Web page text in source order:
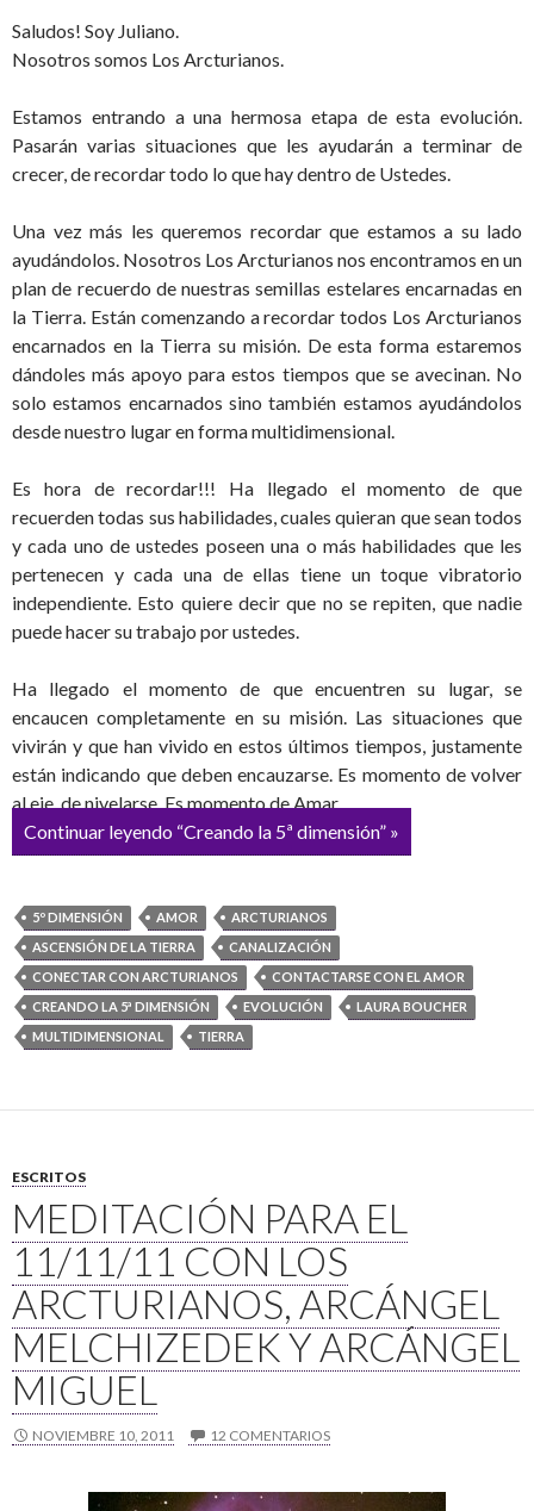
Saludos! Soy Juliano.
Nosotros somos Los Arcturianos.
Estamos entrando a una hermosa etapa de esta evolución.
Pasarán varias situaciones que les ayudarán a terminar de
crecer, de recordar todo lo que hay dentro de Ustedes.
Una vez más les queremos recordar que estamos a su lado
ayudándolos. Nosotros Los Arcturianos nos encontramos en un
plan de recuerdo de nuestras semillas estelares encarnadas en
la Tierra. Están comenzando a recordar todos Los Arcturianos
encarnados en la Tierra su misión. De esta forma estaremos
dándoles más apoyo para estos tiempos que se avecinan. No
solo estamos encarnados sino también estamos ayudándolos
desde nuestro lugar en forma multidimensional.
Es hora de recordar!!! Ha llegado el momento de que
recuerden todas sus habilidades, cuales quieran que sean todos
y cada uno de ustedes poseen una o más habilidades que les
pertenecen y cada una de ellas tiene un toque vibratorio
independiente. Esto quiere decir que no se repiten, que nadie
puede hacer su trabajo por ustedes.
Ha llegado el momento de que encuentren su lugar, se
encaucen completamente en su misión. Las situaciones que
vivirán y que han vivido en estos últimos tiempos, justamente
están indicando que deben encauzarse. Es momento de volver
al eje, de nivelarse. Es momento de Amar.
Continuar leyendo “Creando la 5ª dimensión” »
5º DIMENSIÓN AMOR
ARCTURIANOS
ASCENSIÓN DE LA TIERRA
CANALIZACIÓN
CONECTAR CON ARCTURIANOS
CONTACTARSE CON EL AMOR
CREANDO LA 5ª DIMENSIÓN
EVOLUCIÓN
LAURA BOUCHER
MULTIDIMENSIONAL
TIERRA
ESCRITOS
MEDITACIÓN PARA EL
11/11/11 CON LOS
ARCTURIANOS, ARCÁNGEL
MELCHIZEDEK Y ARCÁNGEL
MIGUEL
NOVIEMBRE 10, 2011 12 COMENTARIOS